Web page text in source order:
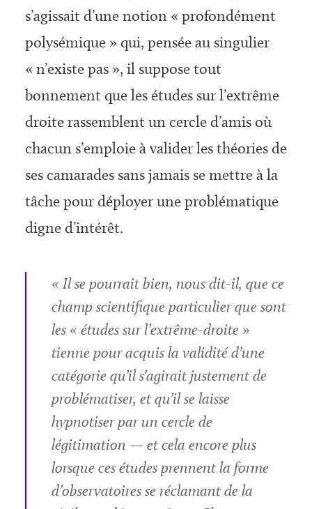
s’agissait d’une notion « profondément
polysémique » qui, pensée au singulier
« n’existe pas », il suppose tout
bonnement que les études sur l’extrême
droite rassemblent un cercle d’amis où
chacun s’emploie à valider les théories de
ses camarades sans jamais se mettre à la
tâche pour déployer une problématique
digne d’intérêt.
« Il se pourrait bien, nous dit-il, que ce
champ scientifique particulier que sont
les « études sur l’extrême-droite »
tienne pour acquis la validité d’une
catégorie qu’il s’agirait justement de
problématiser, et qu’il se laisse
hypnotiser par un cercle de
légitimation — et cela encore plus
lorsque ces études prennent la forme
d’observatoires se réclamant de la